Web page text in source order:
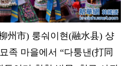
州市) 룽숴이현(融水县) 샹
족 마을에서 “다퉁낸(打同